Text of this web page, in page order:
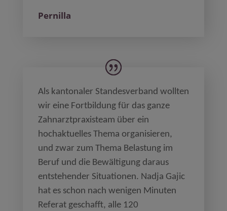
Pernilla
Als kantonaler Standesverband wollten
wir eine Fortbildung für das ganze
Zahnarztpraxisteam über ein
hochaktuelles Thema organisieren,
und zwar zum Thema Belastung im
Beruf und die Bewältigung daraus
entstehender Situationen. Nadja Gajic
hat es schon nach wenigen Minuten
Referat geschafft, alle 120